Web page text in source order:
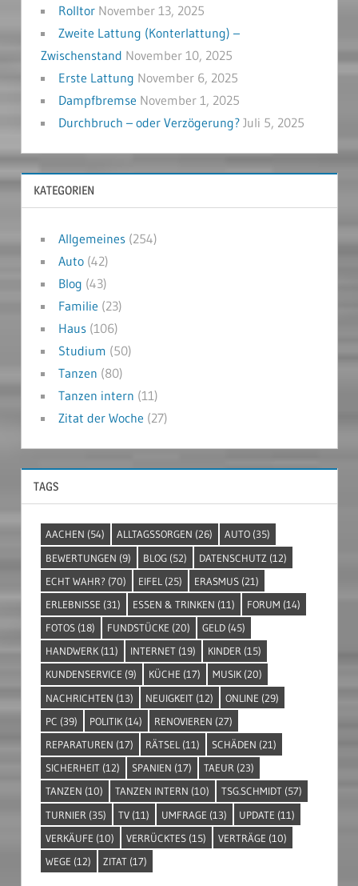
Rolltor November 13, 2025
Zweite Lattung (Konterlattung) –
Zwischenstand November 10, 2025
Erste Lattung November 6, 2025
Dampfbremse November 1, 2025
Durchbruch – oder Verzögerung? Juli 5, 2025
KATEGORIEN
Allgemeines(254)
Auto(42)
Blog (43)
Familie (23)
Haus(106)
Studium (50)
Tanzen (80)
Tanzen intern (11)
Zitat der Woche (27)
TAGS
AACHEN (54) ALLTAGSSORGEN (26) AUTO (35)
BEWERTUNGEN (9) BLOG (52) DATENSCHUTZ (12)
ECHT WAHR? (70) EIFEL (25) ERASMUS (21)
ERLEBNISSE (31) ESSEN & TRINKEN (11) FORUM (14)
FOTOS (18) FUNDSTÜCKE (20) GELD (45)
HANDWERK (11) INTERNET (19) KINDER (15)
KUNDENSERVICE (9) KÜCHE (17) MUSIK (20)
NACHRICHTEN (13) NEUIGKEIT (12) ONLINE (29)
PC (39) POLITIK (14) RENOVIEREN (27)
REPARATUREN (17) RÄTSEL (11) SCHÄDEN (21)
SICHERHEIT (12) SPANIEN (17) TAEUR (23)
TANZEN (10) TANZEN INTERN (10) TSG.SCHMIDT (57)
TURNIER (35) TV (11) UMFRAGE (13) UPDATE (11)
VERKÄUFE (10) VERRÜCKTES (15) VERTRÄGE (10)
WEGE (12) ZITAT (17)